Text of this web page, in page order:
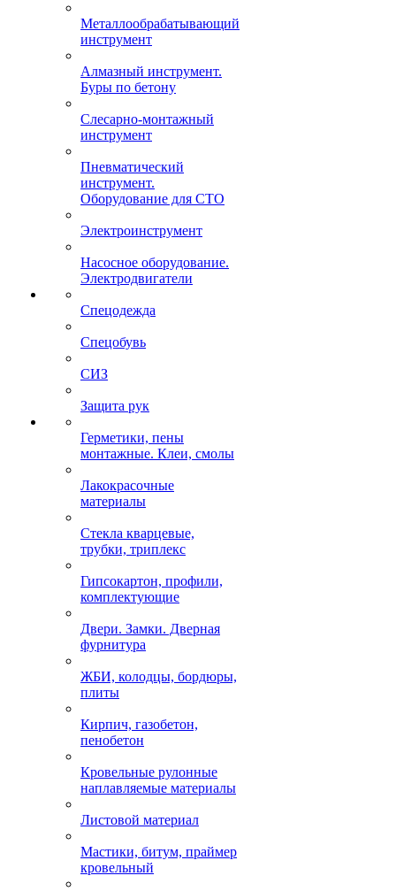
Металлообрабатывающий
инструмент
Алмазный инструмент.
Буры по бетону
Слесарно-монтажный
инструмент
Пневматический
инструмент.
Оборудование для СТО
Электроинструмент
Насосное оборудование.
Электродвигатели
Спецодежда
Спецобувь
СИЗ
Защита рук
Герметики, пены
монтажные. Клеи, смолы
Лакокрасочные
материалы
Стекла кварцевые,
трубки, триплекс
Гипсокартон, профили,
комплектующие
Двери. Замки. Дверная
фурнитура
ЖБИ, колодцы, бордюры,
плиты
Кирпич, газобетон,
пенобетон
Кровельные рулонные
наплавляемые материалы
Листовой материал
Мастики, битум, праймер
кровельный